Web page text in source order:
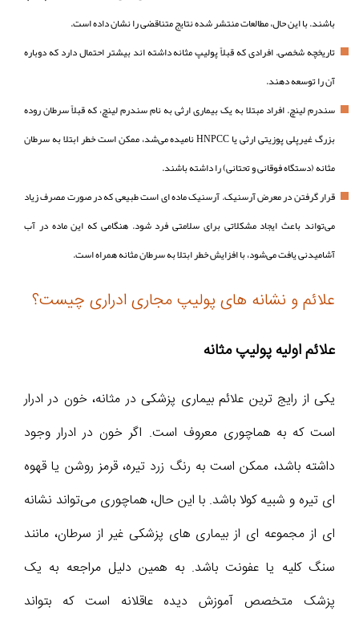
باشند. با این حال، مطالعات منتشر شده نتایج متناقضی را نشان داده است.
تاریخچه شخصی. افرادی که قبلاً پولیپ مثانه داشته اند بیشتر احتمال دارد که دوباره
آن را توسعه دهند.
سندرم لینچ. افراد مبتلا به یک بیماری ارثی به نام سندرم لینچ، که قبلاً سرطان روده
بزرگ غیرپلی پوزیتی ارثی یا HNPCC نامیده می‌شد، ممکن است خطر ابتلا به سرطان
مثانه (دستگاه فوقانی و تحتانی) را داشته باشند.
قرار گرفتن در معرض آرسنیک. آرسنیک ماده ای است طبیعی که در صورت مصرف زیاد
می‌تواند باعث ایجاد مشکلاتی برای سلامتی فرد شود. هنگامی که این ماده در آب
آشامیدنی یافت می‌شود، با افزایش خطر ابتلا به سرطان مثانه همراه است.
علائم و نشانه های پولیپ مجاری ادراری چیست؟
علائم اولیه پولیپ مثانه
یکی از رایج ترین علائم بیماری پزشکی در مثانه، خون در ادرار
است که به هماچوری معروف است. اگر خون در ادرار وجود
داشته باشد، ممکن است به رنگ زرد تیره، قرمز روشن یا قهوه
ای تیره و شبیه کولا باشد. با این حال، هماچوری می‌تواند نشانه
ای از مجموعه ای از بیماری های پزشکی غیر از سرطان، مانند
سنگ کلیه یا عفونت باشد. به همین دلیل مراجعه به یک
پزشک متخصص آموزش دیده عاقلانه است که بتواند